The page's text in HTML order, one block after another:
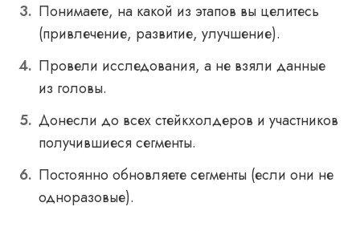
Понимаете, на какой из этапов вы целитесь
(привлечение, развитие, улучшение).
Провели исследования, а не взяли данные
из головы.
Донесли до всех стейкхолдеров и участников
получившиеся сегменты.
Постоянно обновляете сегменты (если они не
одноразовые).